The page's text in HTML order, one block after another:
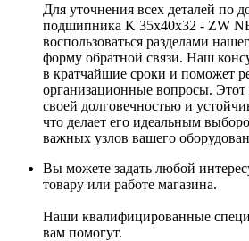
Для уточнения всех деталей по
подшипника K 35x40x32 - ZW
воспользоваться разделами
форму обратной связи. Наш
в кратчайшие сроки и поможет
организационные вопросы.
своей долговечностью и
что делает его идеальным
важных узлов вашего
Вы можете задать любой
товару или работе магазина.
Наши квалифицированные
вам помогут.